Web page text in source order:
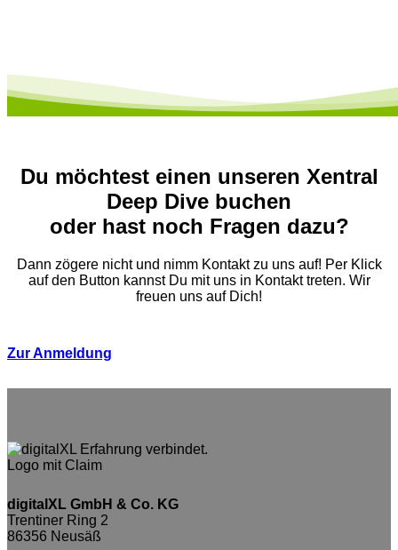
Du möchtest einen unseren Xentral
Deep Dive buchen
oder hast noch Fragen dazu?
Dann zögere nicht und nimm Kontakt zu uns auf! Per Klick
auf den Button kannst Du mit uns in Kontakt treten. Wir
freuen uns auf Dich!
Zur Anmeldung
digitalXL GmbH & Co. KG
Trentiner Ring 2
86356 Neusäß